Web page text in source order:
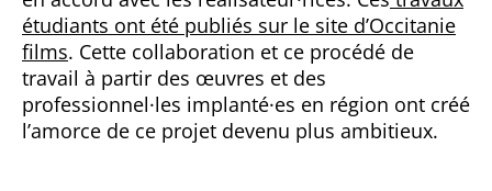
étudiants ont été publiés sur le site d’Occitanie
films. Cette collaboration et ce procédé de
travail à partir des œuvres et des
professionnel·les implanté·es en région ont créé
l’amorce de ce projet devenu plus ambitieux.